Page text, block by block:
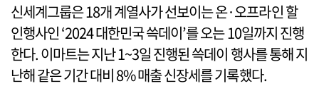
신세계그룹은 18개 계열사가 선보이는 온·오프라인 할
인행사인 ‘2024 대한민국 쓱데이’를 오는 10일까지 진행
한다. 이마트는 지난 1~3일 진행된 쓱데이 행사를 통해 지
난해 같은 기간 대비 8% 매출 신장세를 기록했다.